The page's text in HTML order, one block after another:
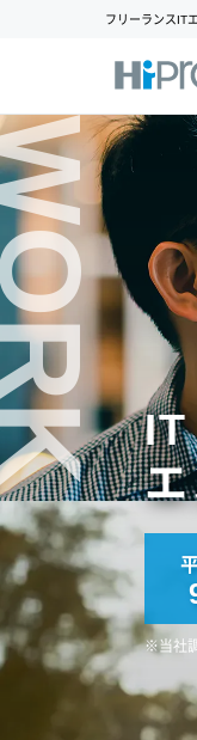
フリーランスIT
IT
※当社